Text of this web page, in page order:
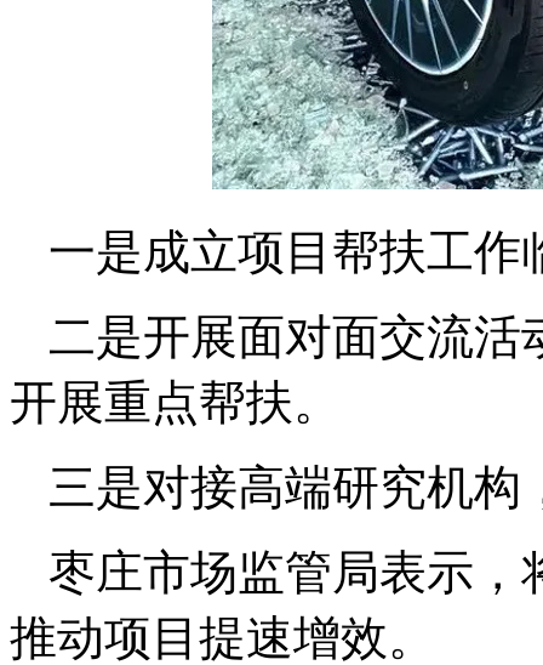
一是成立项目帮扶工作
二是开展面对面交流活
开展重点帮扶。
三是对接高端研究机
枣庄市场监管局表示，
推动项目提速增效。